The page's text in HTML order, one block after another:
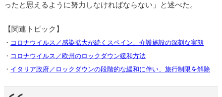
ったと思えるように努力しなければならない」と述べた。
【関連トピック】
・ コロナウイルス／感染拡大が続くスペイン、介護施設の深刻な実態
・ コロナウイルス／欧州のロックダウン緩和方法
・ イタリア政府／ロックダウンの段階的な緩和に伴い、旅行制限を解除